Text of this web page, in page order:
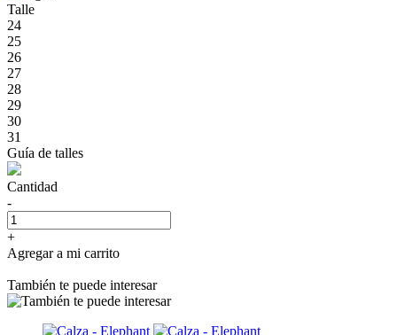
Talle
24
25
26
27
28
29
30
31
Guía de talles
Cantidad
-
+
Agregar a mi carrito
También te puede interesar